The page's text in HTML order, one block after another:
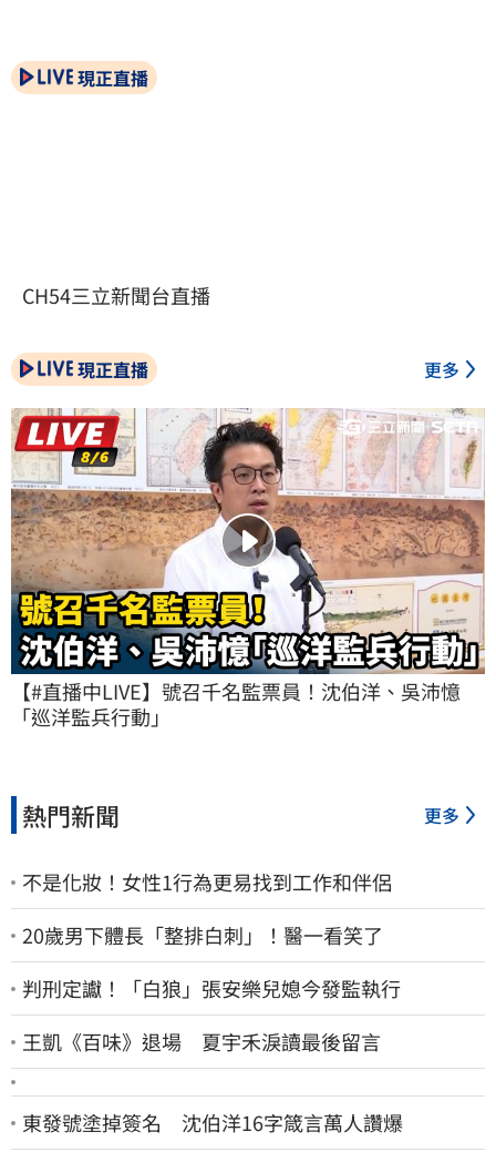
現正直播
CH54三立新聞台直播
現正直播 更多
【#直播中LIVE】號召千名監票員！沈伯洋、吳沛憶
「巡洋監兵行動」
熱門新聞 更多
不是化妝！女性1行為更易找到工作和伴侶
20歲男下體長「整排白刺」！醫一看笑了
判刑定讞！「白狼」張安樂兒媳今發監執行
王凱《百味》退場 夏宇禾淚讀最後留言
東發號塗掉簽名 沈伯洋16字箴言萬人讚爆